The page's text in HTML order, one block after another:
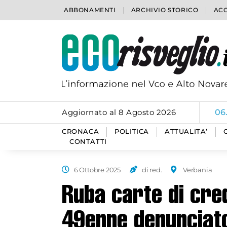
ABBONAMENTI ARCHIVIO STORICO
Aggiornato al 8 Agosto 2026
CRONACA POLITICA ATTUALITA’
CONTATTI
6 Ottobre 2025 di red. Verbania
Ruba carte di